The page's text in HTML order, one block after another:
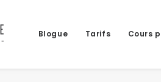
Blogue Tarifs Cours